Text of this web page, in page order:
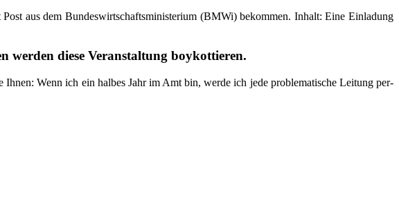
aus dem Bun­des­wirt­schafts­mi­nis­te­ri­um (BMWi) bekom­men. Inhalt: Eine Ein­la­dung
die­se Ver­an­stal­tung boykottieren.
Wenn ich ein hal­bes Jahr im Amt bin, wer­de ich jede pro­ble­ma­ti­sche Lei­tung per­